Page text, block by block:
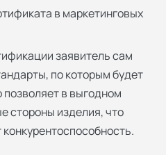
в маркетинговых
заявитель сам
по которым будет
позволяет в выгодном
стороны изделия, что